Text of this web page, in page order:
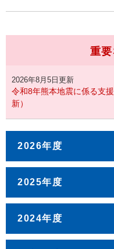
重
2026年8月5日更新
令和8年熊本地震に係る支
新）
2026年度
2025年度
2024年度